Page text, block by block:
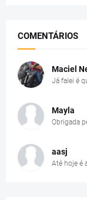
COMENTÁRIOS
Maciel
Já falei é
Mayla
Obrigada
aasj
Até hoje é